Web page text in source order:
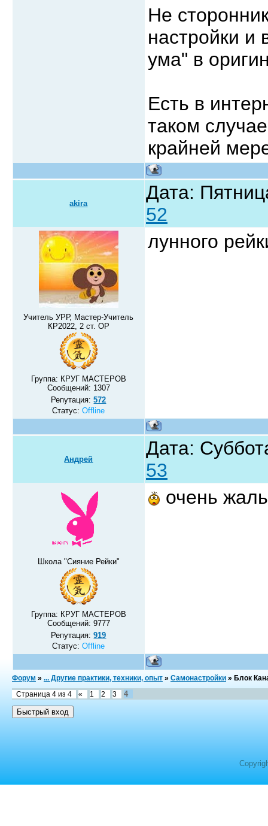
Не
настройки и
ума" в
Есть в
таком
крайней
akira
Дата:
52
Учитель УРР, Мастер-Учитель
КР2022, 2 ст. ОР
Группа: КРУГ МАСТЕРОВ
Сообщений: 1307
Репутация:572
Статус:Offline
лунного
Андрей
Дата:
53
Школа "Сияние Рейки"
Группа: КРУГ МАСТЕРОВ
Сообщений: 9777
Репутация:919
Статус:Offline
очень
Форум » ... Другие практики, техники, опыт » Самонастройки » Блок
Страница 4 из 4 « 1 2 3 4